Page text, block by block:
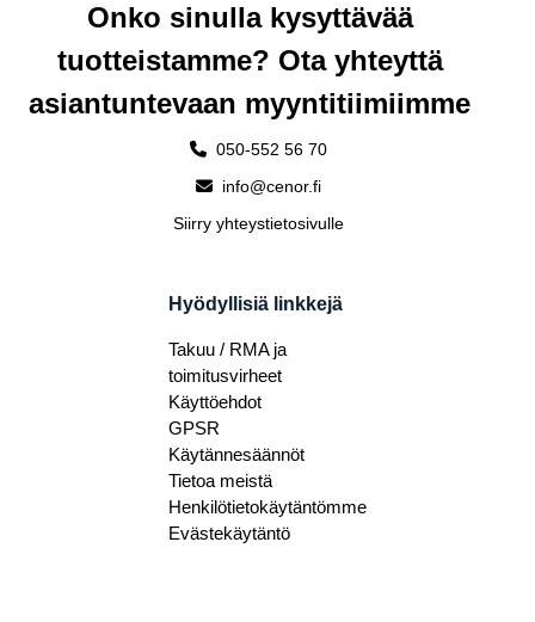
Onko sinulla kysyttävää
tuotteistamme? Ota yhteyttä
asiantuntevaan myyntitiimiimme
050-552 56 70
info@cenor.fi
Siirry yhteystietosivulle
Hyödyllisiä linkkejä
Takuu / RMA ja
toimitusvirheet
Käyttöehdot
GPSR
Käytännesäännöt
Tietoa meistä
Henkilötietokäytäntömme
Evästekäytäntö